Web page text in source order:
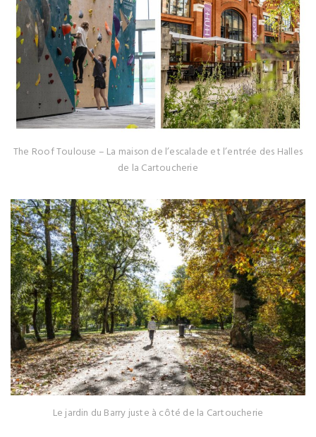
The Roof Toulouse – La maison de l’escalade et l’entrée des Halles
de la Cartoucherie
Le jardin du Barry juste à côté de la Cartoucherie